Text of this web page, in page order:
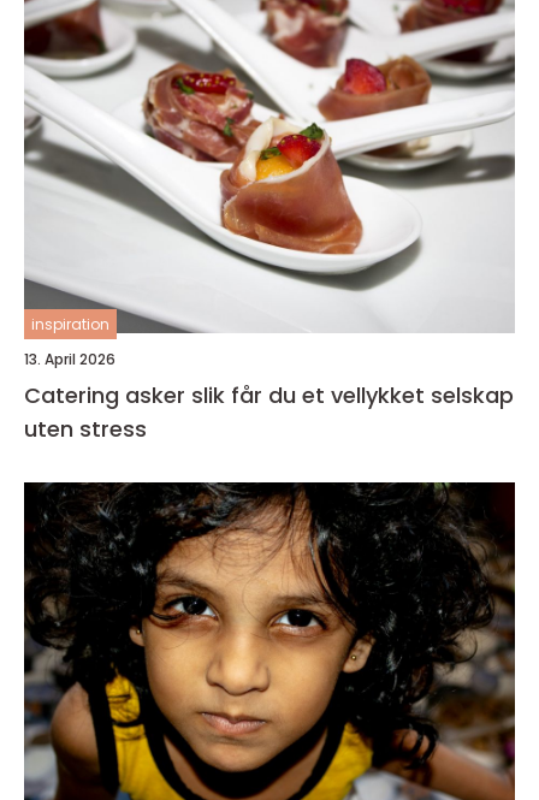
inspiration
13. April 2026
Catering asker slik får du et vellykket selskap
uten stress